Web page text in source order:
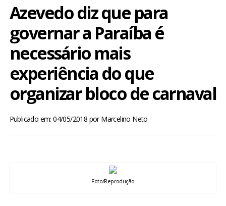
POMBAL E REGIÃO
BRASIL
MUNDO
Azevedo diz que para
governar a Paraíba é
necessário mais
experiência do que
organizar bloco de carnaval
Publicado em: 04/05/2018 porMarcelino Neto
Foto/Reprodução